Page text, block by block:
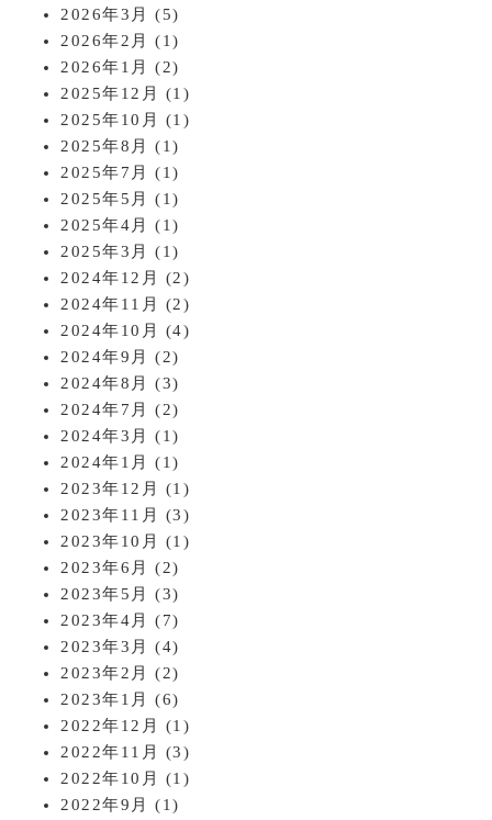
2026年3月
(5)
2026年2月
(1)
2026年1月
(2)
2025年12月
(1)
2025年10月
(1)
2025年8月
(1)
2025年7月
(1)
2025年5月
(1)
2025年4月
(1)
2025年3月
(1)
2024年12月
(2)
2024年11月
(2)
2024年10月
(4)
2024年9月
(2)
2024年8月
(3)
2024年7月
(2)
2024年3月
(1)
2024年1月
(1)
2023年12月
(1)
2023年11月
(3)
2023年10月
(1)
2023年6月
(2)
2023年5月
(3)
2023年4月
(7)
2023年3月
(4)
2023年2月
(2)
2023年1月
(6)
2022年12月
(1)
2022年11月
(3)
2022年10月
(1)
2022年9月
(1)